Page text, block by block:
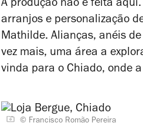
A produção não é feita
arranjos e personalização
Mathilde. Alianças, anéis
vez mais, uma área a
vinda para o Chiado, onde
© Francisco Romão Pereira